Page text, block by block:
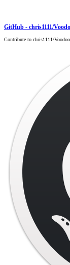
GitHub - chris1111/
Contribute to chris1111/